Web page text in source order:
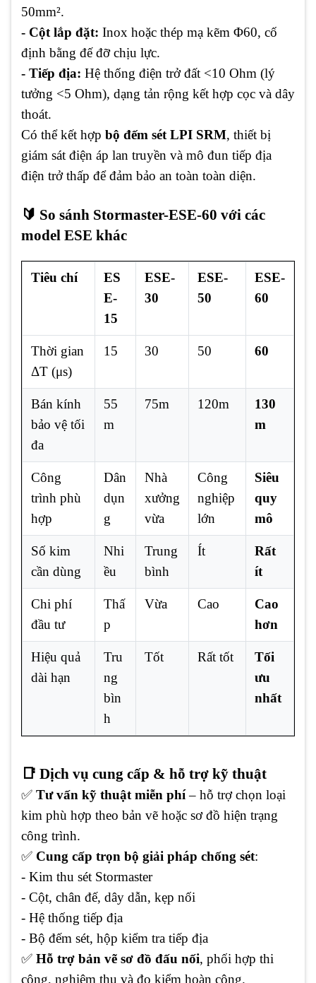
50mm².
- Cột lắp đặt: Inox hoặc thép mạ kẽm Φ60, cố
định bằng đế đỡ chịu lực.
- Tiếp địa: Hệ thống điện trở đất <10 Ohm (lý
tưởng <5 Ohm), dạng tản rộng kết hợp cọc và dây
thoát.
Có thể kết hợp bộ đếm sét LPI SRM, thiết bị
giám sát điện áp lan truyền và mô đun tiếp địa
điện trở thấp để đảm bảo an toàn toàn diện.
🔰 So sánh Stormaster-ESE-60 với các
model ESE khác
Tiêu chí
ES
E-
15
ESE-
30
ESE-
50
ESE-
60
Thời gian
ΔT (μs)
15 30 50 60
Bán kính
bảo vệ tối
đa
55
m
75m 120m
130
m
Công
trình phù
hợp
Dân
dụn
g
Nhà
xưởng
vừa
Công
nghiệp
lớn
Siêu
quy
mô
Số kim
cần dùng
Nhi
ều
Trung
bình
Ít
Rất
ít
Chi phí
đầu tư
Thấ
p
Vừa Cao
Cao
hơn
Hiệu quả
dài hạn
Tru
ng
bìn
h
Tốt Rất tốt
Tối
ưu
nhất
📑 Dịch vụ cung cấp & hỗ trợ kỹ thuật
✅ Tư vấn kỹ thuật miễn phí– hỗ trợ chọn loại
kim phù hợp theo bản vẽ hoặc sơ đồ hiện trạng
công trình.
✅ Cung cấp trọn bộ giải pháp chống sét:
- Kim thu sét Stormaster
- Cột, chân đế, dây dẫn, kẹp nối
- Hệ thống tiếp địa
- Bộ đếm sét, hộp kiểm tra tiếp địa
✅ Hỗ trợ bản vẽ sơ đồ đấu nối, phối hợp thi
công, nghiệm thu và đo kiểm hoàn công.